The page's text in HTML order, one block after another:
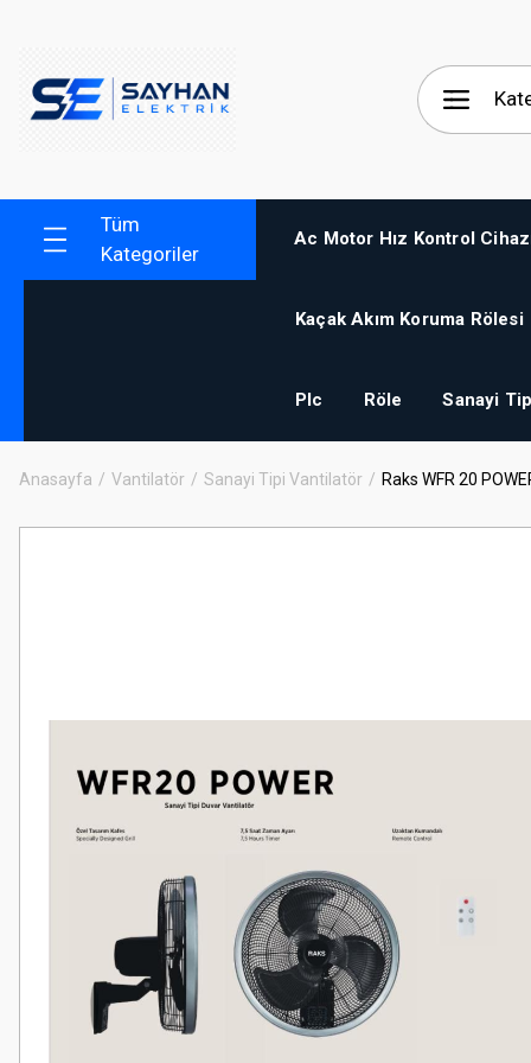
Tüm
Kategoriler
Ac Motor Hız Kontrol
Kaçak Akım Koruma Rölesi
Plc Röle Sanayi
Anasayfa Vantilatör Sanayi Tipi Vantilatör Raks WFR 20